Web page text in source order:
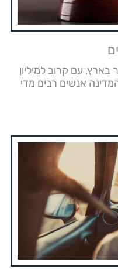
בארץ, עם קרוב למיליון
אנשים רבים מדי